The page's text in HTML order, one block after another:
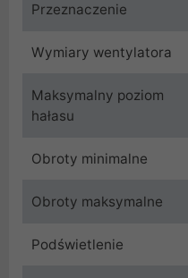
Przeznaczenie
Wymiary wentylatora
Maksymalny poziom
hałasu
Obroty minimalne
Obroty maksymalne
Podświetlenie